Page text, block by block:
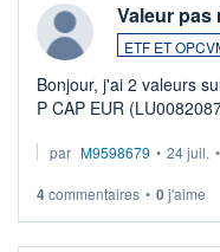
Valeur pas
ETF ET
Bonjour, j'ai 2 valeurs
P CAP EUR
veux procéder à la
par M9598679 • 24 juil. •
4commentaires • 0j'aime